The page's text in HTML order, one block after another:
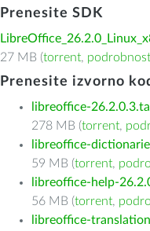
Prenesite SDK
27 MB (torrent,
Prenesite izvorno
libreoffice-
278 MB (torrent,
libreoffice-
59 MB (torrent,
libreoffice-help-
56 MB (torrent,
libreoffice-